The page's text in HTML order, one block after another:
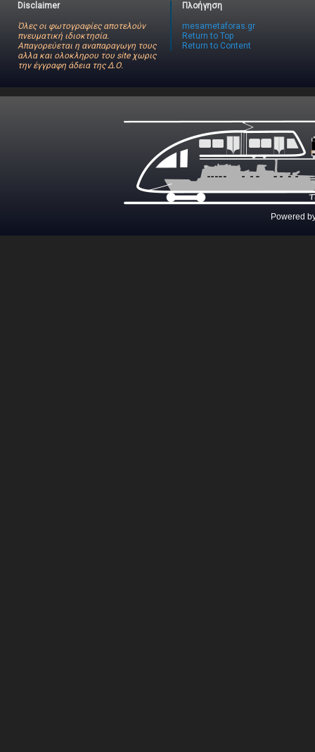
Disclaimer
Όλες οι φωτογραφίες αποτελούν
πνευματική ιδιοκτησία.
Απαγορεύεται η αναπαραγωγη τους
αλλα και ολοκληρου του site χωρις
την έγγραφη άδεια της Δ.Ο.
Πλοήγηση
mesametaforas.gr
Return to Top
Return to Content
Powered